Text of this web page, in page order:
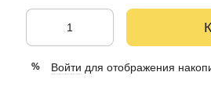
% Войти для отображения